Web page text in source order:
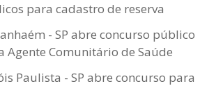
para cadastro de reserva
- SP abre concurso público
Agente Comunitário de Saúde
Paulista - SP abre concurso para